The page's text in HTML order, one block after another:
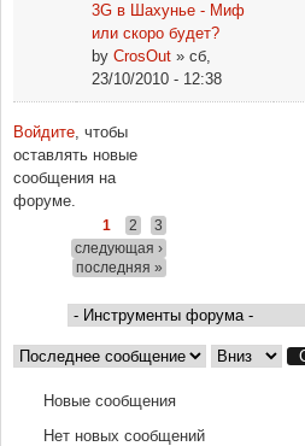
3G в Шахунье - Миф
или скоро будет?
by CrosOut » сб,
23/10/2010 - 12:38
Войдите, чтобы
оставлять новые
сообщения на
форуме.
Страницы
1 2
3
следующая ›
последняя »
Сортировка по Сортировка
Новые сообщения
Нет новых сообщений